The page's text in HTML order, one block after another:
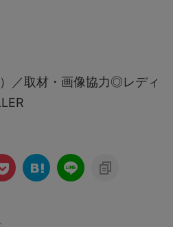
／取材・画像協力◎レディ